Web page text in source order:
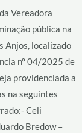
Vereadora
pública na
Anjos, localizado
nº 04/2025 de
providenciada a
na seguintes
Celi
Bredow –